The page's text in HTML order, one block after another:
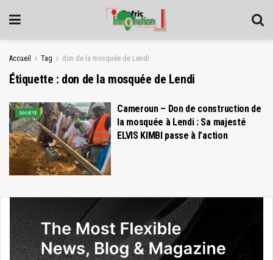
Accueil Tag don de la mosquée de Lendi
Étiquette : don de la mosquée de Lendi
SOCIÉTÉ
Cameroun – Don de construction de
la mosquée à Lendi : Sa majesté
ELVIS KIMBI passe à l’action